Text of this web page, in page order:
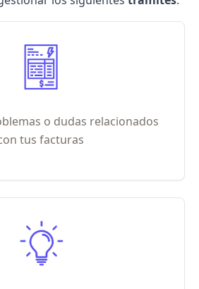
o dudas relacionados
tus facturas